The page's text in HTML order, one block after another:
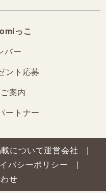
っこ
バー
ント応募
案内
ートナー
について運営会社
バシーポリシー
せ